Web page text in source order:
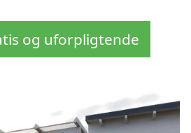
og uforpligtende